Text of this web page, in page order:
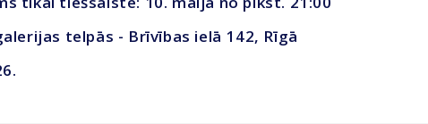
telpās - Brīvības ielā 142, Rīgā